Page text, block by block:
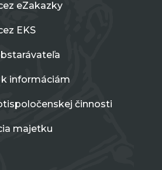
eZakazky
EKS
informáciám
činnosti
majetku